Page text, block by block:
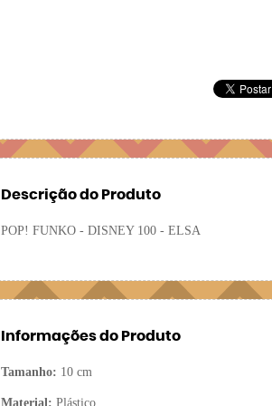
Descrição do Produto
POP! FUNKO - DISNEY 100 - ELSA
Informações do Produto
Tamanho: 10 cm
Material: Plástico